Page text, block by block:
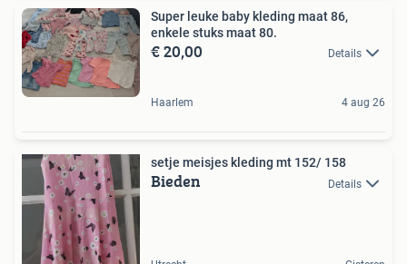
Super leuke baby kleding maat 86,
enkele stuks maat 80.
€ 20,00 Details
Haarlem 4 aug 26
setje meisjes kleding mt 152/ 158
Bieden Details